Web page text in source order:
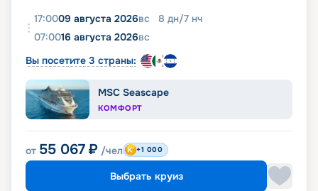
17:0009 августа 2026вс 8 дн/7 нч
07:0016 августа 2026вс
Вы посетите 3 страны:
MSC Seascape
КОМФОРТ
от 55 067 ₽ /чел +1 000
Выбрать круиз